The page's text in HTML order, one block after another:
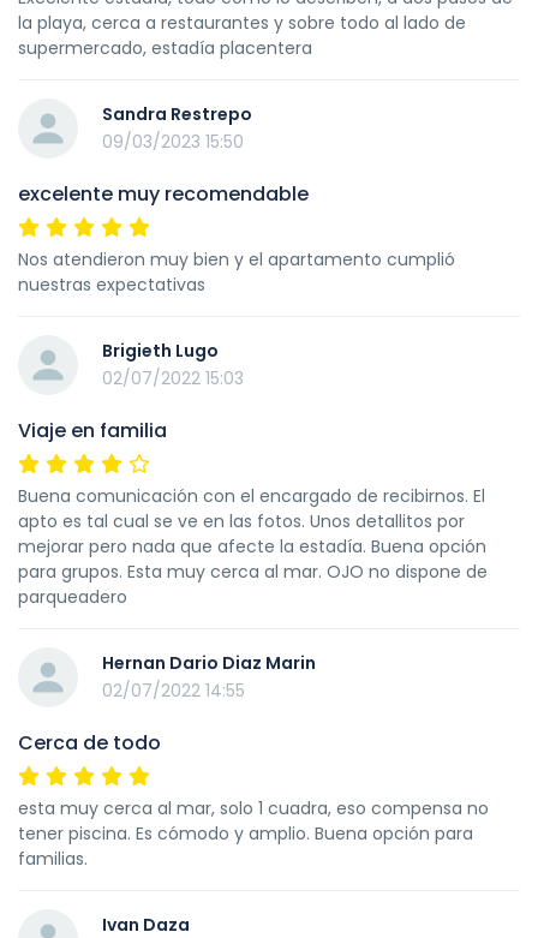
la playa, cerca a restaurantes y sobre todo al lado de
supermercado, estadía placentera
Sandra Restrepo
09/03/2023 15:50
excelente muy recomendable
Nos atendieron muy bien y el apartamento cumplió
nuestras expectativas
Brigieth Lugo
02/07/2022 15:03
Viaje en familia
Buena comunicación con el encargado de recibirnos. El
apto es tal cual se ve en las fotos. Unos detallitos por
mejorar pero nada que afecte la estadía. Buena opción
para grupos. Esta muy cerca al mar. OJO no dispone de
parqueadero
Hernan Dario Diaz Marin
02/07/2022 14:55
Cerca de todo
esta muy cerca al mar, solo 1 cuadra, eso compensa no
tener piscina. Es cómodo y amplio. Buena opción para
familias.
Ivan Daza